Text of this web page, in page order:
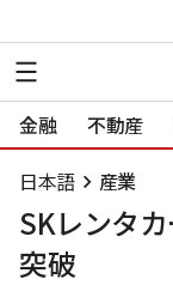
金融 不動産
日本語 産業
SKレンタ
突破